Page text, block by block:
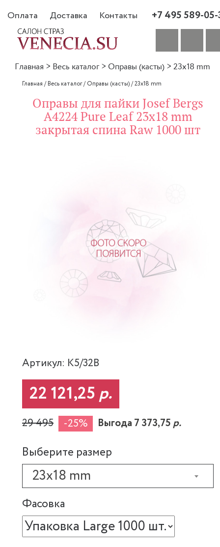
Оплата Доставка Контакты +7 495 589-
Главная > Весь каталог > Оправы (касты) > 23x18 mm
Главная /Весь каталог/Оправы (касты)/23x18 mm
Оправы для пайки Josef Bergs
A4224 Pure Leaf 23x18 mm
закрытая спина Raw 1000 шт
Артикул: K5/32B
22 121,25 р.
29 495 -25% Выгода 7 373,75р.
Выберите размер
23x18 mm
Фасовка